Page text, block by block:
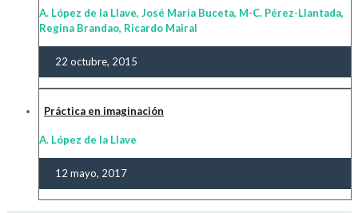
A. López de la Llave, José Maria Buceta, M-C. Pérez-Llantada,
Regina Brandao, Ricardo Mairal
22 octubre, 2015
Práctica en imaginación
A. López de la Llave
12 mayo, 2017